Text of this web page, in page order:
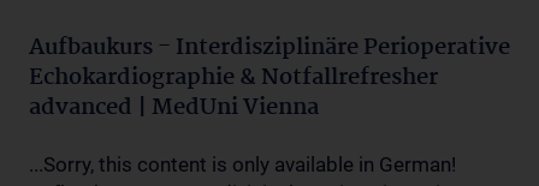
Aufbaukurs - Interdisziplinäre Perioperative
Echokardiographie & Notfallrefresher
advanced | MedUni Vienna
...Sorry, this content is only available in German!